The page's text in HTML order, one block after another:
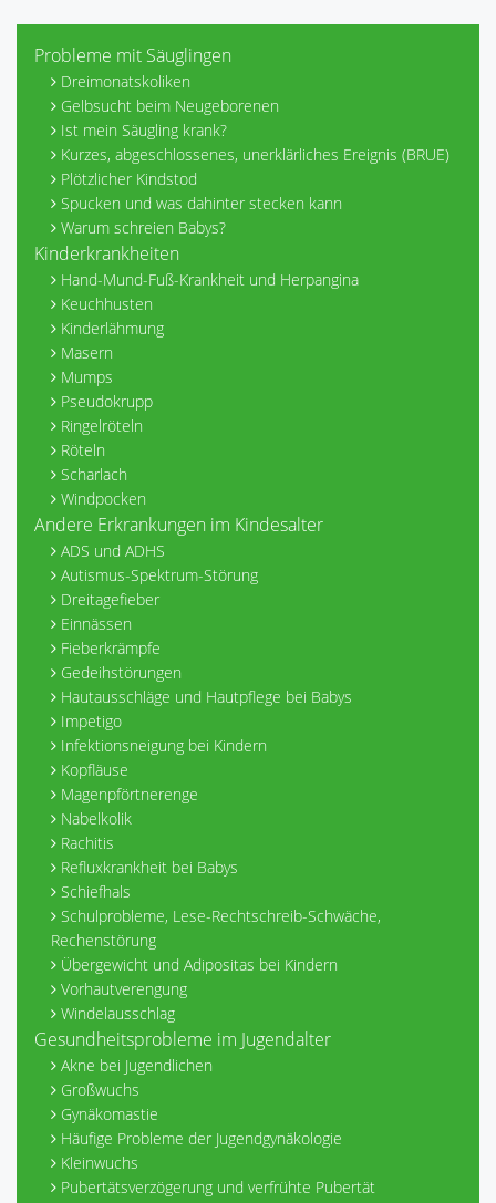
Probleme mit Säuglingen
Dreimonatskoliken
Gelbsucht beim Neugeborenen
Ist mein Säugling krank?
Kurzes, abgeschlossenes, unerklärliches Ereignis (BRUE)
Plötzlicher Kindstod
Spucken und was dahinter stecken kann
Warum schreien Babys?
Kinderkrankheiten
Hand-Mund-Fuß-Krankheit und Herpangina
Keuchhusten
Kinderlähmung
Masern
Mumps
Pseudokrupp
Ringelröteln
Röteln
Scharlach
Windpocken
Andere Erkrankungen im Kindesalter
ADS und ADHS
Autismus-Spektrum-Störung
Dreitagefieber
Einnässen
Fieberkrämpfe
Gedeihstörungen
Hautausschläge und Hautpflege bei Babys
Impetigo
Infektionsneigung bei Kindern
Kopfläuse
Magenpförtnerenge
Nabelkolik
Rachitis
Refluxkrankheit bei Babys
Schiefhals
Schulprobleme, Lese-Rechtschreib-Schwäche,
Rechenstörung
Übergewicht und Adipositas bei Kindern
Vorhautverengung
Windelausschlag
Gesundheitsprobleme im Jugendalter
Akne bei Jugendlichen
Großwuchs
Gynäkomastie
Häufige Probleme der Jugendgynäkologie
Kleinwuchs
Pubertätsverzögerung und verfrühte Pubertät